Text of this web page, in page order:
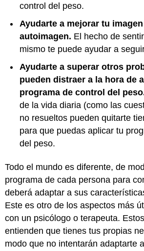
control del peso.
Ayudarte a mejorar tu
autoimagen. El hecho de
mismo te puede ayudar a
Ayudarte a superar otros
pueden distraer a la hora de
programa de control del
de la vida diaria (como las
no resueltos pueden quitarte
para que puedas aplicar tu
del peso.
Todo el mundo es diferente, de
programa de cada persona para
deberá adaptar a sus
Este es otro de los aspectos más
con un psicólogo o terapeuta.
entienden que tienes tus propias
modo que no intentarán adaptarte